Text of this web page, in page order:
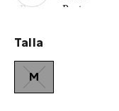
Talla
M